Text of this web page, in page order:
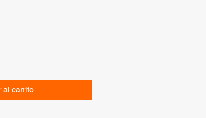
al carrito